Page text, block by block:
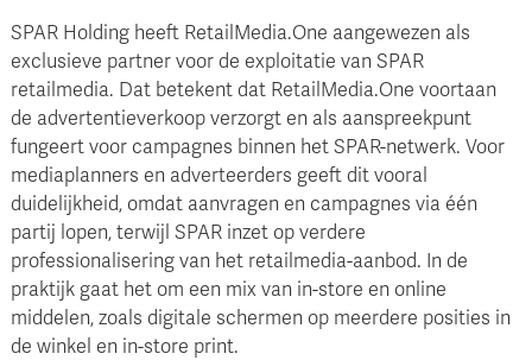
SPAR Holding heeft RetailMedia.One aangewezen als
exclusieve partner voor de exploitatie van SPAR
retailmedia. Dat betekent dat RetailMedia.One voortaan
de advertentieverkoop verzorgt en als aanspreekpunt
fungeert voor campagnes binnen het SPAR-netwerk. Voor
mediaplanners en adverteerders geeft dit vooral
duidelijkheid, omdat aanvragen en campagnes via één
partij lopen, terwijl SPAR inzet op verdere
professionalisering van het retailmedia-aanbod. In de
praktijk gaat het om een mix van in-store en online
middelen, zoals digitale schermen op meerdere posities in
de winkel en in-store print.